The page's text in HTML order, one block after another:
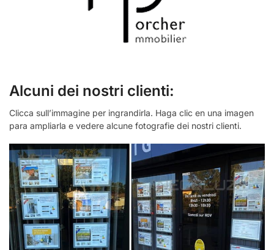
Alcuni dei nostri clienti:
Clicca sull’immagine per ingrandirla. Haga clic en una imagen
para ampliarla e vedere alcune fotografie dei nostri clienti.